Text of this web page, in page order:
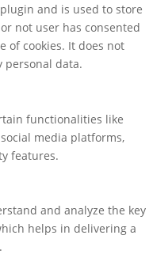
and is used to store
not user has consented
of cookies. It does not
personal data.
functionalities like
media platforms,
features.
and analyze the key
helps in delivering a